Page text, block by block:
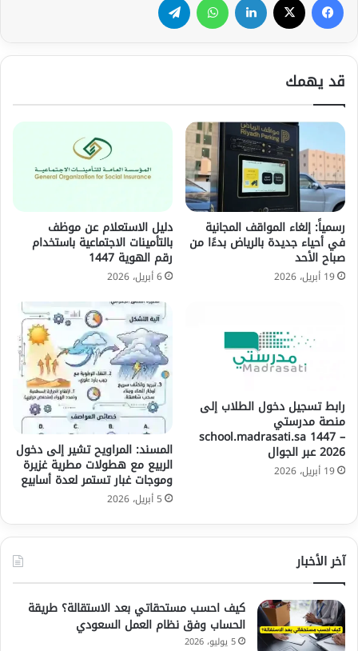
قد يهمك
رسمياً: إلغاء المواقف المجانية
في أحياء جديدة بالرياض بدءًا من
صباح الأحد
19 أبريل، 2026
دليل الاستعلام عن موظف
بالتأمينات الاجتماعية باستخدام
رقم الهوية 1447
6 أبريل، 2026
رابط تسجيل دخول الطلاب إلى
منصة مدرستي
school.madrasati.sa 1447 –
2026 عبر الجوال
19 أبريل، 2026
المسند: المراويح تشير إلى دخول
الربيع مع هطولات مطرية غزيرة
وموجات غبار تستمر لعدة أسابيع
5 أبريل، 2026
آخر الأخبار
كيف احسب مستحقاتي بعد الاستقالة؟ طريقة
الحساب وفق نظام العمل السعودي
5 يوليو، 2026